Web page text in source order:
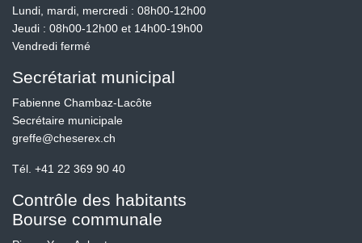
Lundi, mardi, mercredi : 08h00-12h00
Jeudi : 08h00-12h00 et 14h00-19h00
Vendredi fermé
Secrétariat municipal
Fabienne Chambaz-Lacôte
Secrétaire municipale
greffe@cheserex.ch
Tél. +41 22 369 90 40
Contrôle des habitants
Bourse communale